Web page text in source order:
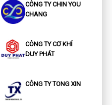
CÔNG TY CHIN YOU
CHANG
CÔNG TY CƠ KHÍ
DUY PHÁT
CÔNG TY TONG XIN